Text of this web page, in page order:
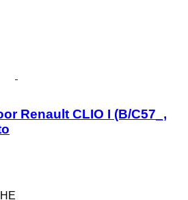
Renault CLIO I (B/C57_,